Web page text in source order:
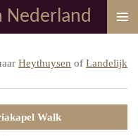
Nederland
Heythuysen of Landelijk
Walk